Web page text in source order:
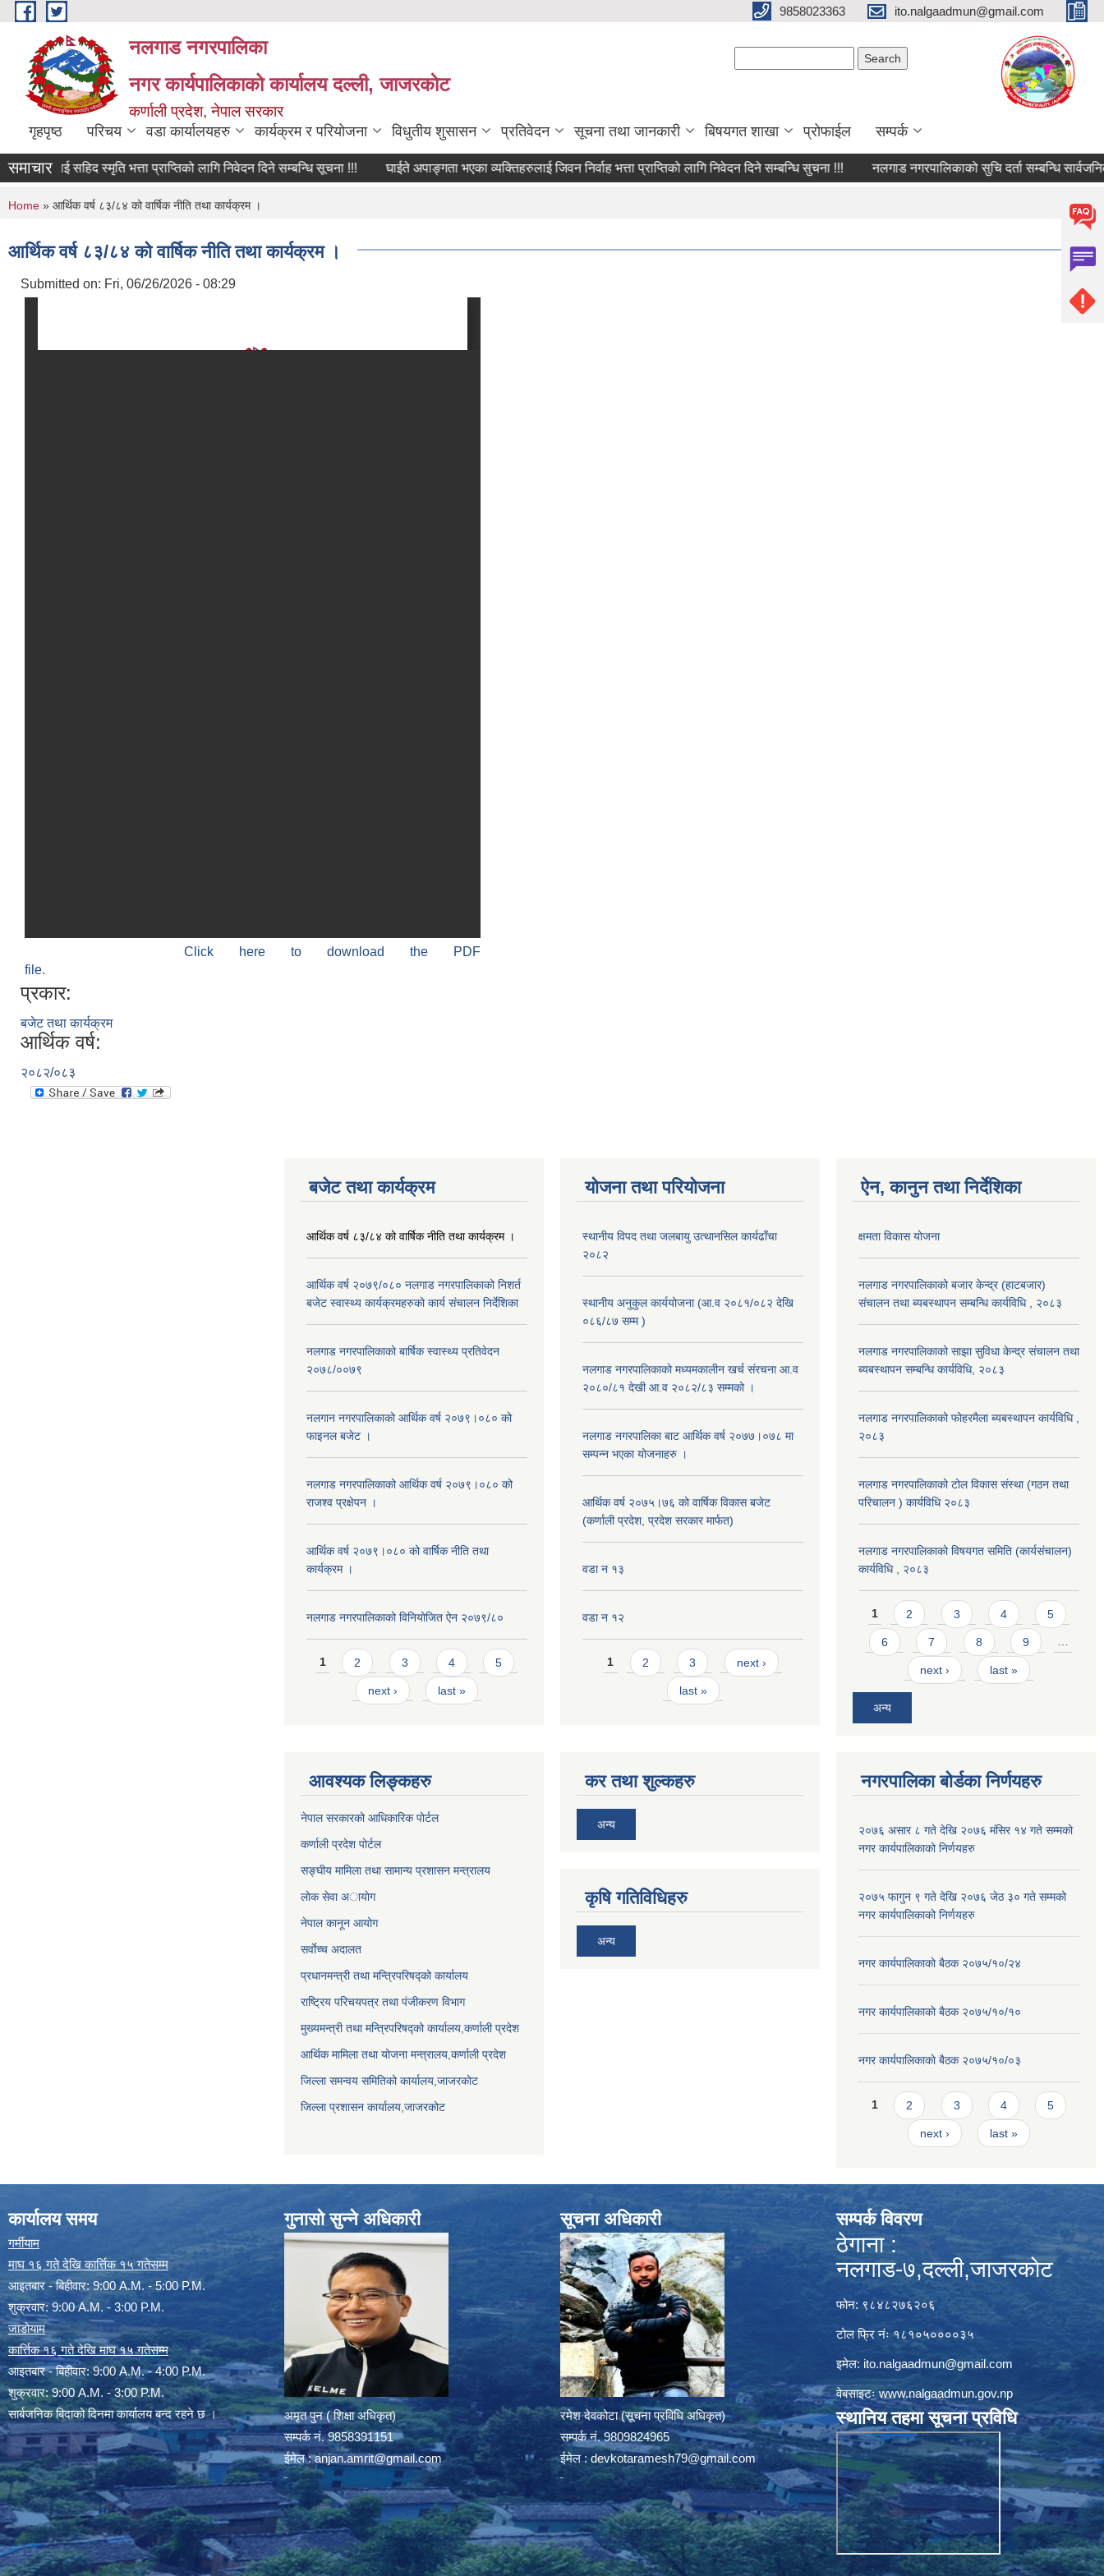
Skip to main content 9858023363 ito.nalgaadmun@gmail.com
नलगाड नगरपालिका
नगर कार्यपालिकाको कार्यालय दल्ली, जाजरकाेट
कर्णाली प्रदेश, नेपाल सरकार
गृहपृष्ठ परिचय वडा कार्यालयहरु कार्यक्रम र परियोजना विधुतीय शुसासन प्रतिवेदन सूचना तथा जानकारी बिषयगत शाखा प्रोफाईल सम्पर्क
समाचारसहिद स्मृति भत्ता प्राप्तिको लागि निवेदन दिने सम्बन्धि सूचना !!! घाईते अपाङ्गता भएका व्यक्तिहरुलाई जिवन निर्वाह भत्ता प्राप्तिको लागि निवेदन दिने सम्बन्धि सुचना !!! नलगाड नगरपालिकाको सुचि दर्ता सम्बन्धि सार्वजनिक
You are here
Home » आर्थिक वर्ष ८३/८४ को वार्षिक नीति तथा कार्यक्रम ।
आर्थिक वर्ष ८३/८४ को वार्षिक नीति तथा कार्यक्रम ।
Submitted on: Fri, 06/26/2026 - 08:29
Click here to download the PDF
file.
प्रकार:
बजेट तथा कार्यक्रम
आर्थिक वर्ष:
२०८२/०८३
बजेट तथा कार्यक्रम
आर्थिक वर्ष ८३/८४ को वार्षिक नीति तथा कार्यक्रम ।
आर्थिक वर्ष २०७९/०८० नलगाड नगरपालिकाको निशर्त
बजेट स्वास्थ्य कार्यक्रमहरुको कार्य संचालन निर्देशिका
नलगाड नगरपालिकाको बार्षिक स्वास्थ्य प्रतिवेदन
२०७८/००७९
नलगान नगरपालिकाको आर्थिक वर्ष २०७९।०८० को
फाइनल बजेट ।
नलगाड नगरपालिकाको आर्थिक वर्ष २०७९।०८० को
राजश्व प्रक्षेपन ।
आर्थिक वर्ष २०७९।०८० को वार्षिक नीति तथा
कार्यक्रम ।
नलगाड नगरपालिकाको विनियोजित ऐन २०७९/८०
Pages
1 2 3 4 5
next › last »
योजना तथा परियोजना
स्थानीय विपद तथा जलबायु उत्थानसिल कार्यढाँचा
२०८२
स्थानीय अनुकुल कार्ययोजना (आ.व २०८१/०८२ देखि
०८६/८७ सम्म )
नलगाड नगरपालिकाको मध्यमकालीन खर्च संरचना आ.व
२०८०/८१ देखी आ.व २०८२/८३ सम्मको ।
नलगाड नगरपालिका बाट आर्थिक वर्ष २०७७।०७८ मा
सम्पन्न भएका योजनाहरु ।
आर्थिक वर्ष २०७५।७६ को वार्षिक विकास बजेट
(कर्णाली प्रदेश, प्रदेश सरकार मार्फत)
वडा न १३
वडा न १२
Pages
1 2 3 next ›
last »
ऐन, कानुन तथा निर्देशिका
क्षमता विकास योजना
नलगाड नगरपालिकाको बजार केन्द्र (हाटबजार)
संचालन तथा ब्यबस्थापन सम्बन्धि कार्यविधि , २०८३
नलगाड नगरपालिकाको साझा सुविधा केन्द्र संचालन तथा
ब्यबस्थापन सम्बन्धि कार्यविधि, २०८३
नलगाड नगरपालिकाको फोहरमैला ब्यबस्थापन कार्यविधि ,
२०८३
नलगाड नगरपालिकाको टोल विकास संस्था (गठन तथा
परिचालन ) कार्यविधि २०८३
नलगाड नगरपालिकाको विषयगत समिति (कार्यसंचालन)
कार्यविधि , २०८३
Pages
1 2 3 4 5
6 7 8 9 …
next › last »
अन्य
आवश्यक लिङ्कहरु
नेपाल सरकारको आधिकारिक पोर्टल
कर्णाली प्रदेश पोर्टल
सङ्घीय मामिला तथा सामान्य प्रशासन मन्त्रालय
लाेक सेवा अायाेग
नेपाल कानून आयोग
सर्वाेच्च अदालत
प्रधानमन्त्री तथा मन्त्रिपरिषद्को कार्यालय
राष्ट्रिय परिचयपत्र तथा पंजीकरण विभाग
मुख्यमन्त्री तथा मन्त्रिपरिषद्को कार्यालय,कर्णाली प्रदेश
आर्थिक मामिला तथा योजना मन्त्रालय,कर्णाली प्रदेश
जिल्ला समन्वय समितिको कार्यालय,जाजरकाेट
जिल्ला प्रशासन कार्यालय,जाजरकोट
कर तथा शुल्कहरु
अन्य
कृषि गतिविधिहरु
अन्य
नगरपालिका बोर्डका निर्णयहरु
२०७६ असार ८ गते देखि २०७६ मंसिर १४ गते सम्मको
नगर कार्यपालिकाको निर्णयहरु
२०७५ फागुन ९ गते देखि २०७६ जेठ ३० गते सम्मको
नगर कार्यपालिकाको निर्णयहरु
नगर कार्यपालिकाकाे बैठक २०७५/१०/२४
नगर कार्यपालिकाकाे बैठक २०७५/१०/१०
नगर कार्यपालिकाकाे बैठक २०७५/१०/०३
Pages
1 2 3 4 5
next › last »
कार्यालय समय
गर्मीयाम
माघ १६ गते देखि कार्त्तिक १५ गतेसम्म
आइतबार - बिहीवार: 9:00 A.M. - 5:00 P.M.
शुक्रवार: 9:00 A.M. - 3:00 P.M.
जाडोयाम
कार्त्तिक १६ गते देखि माघ १५ गतेसम्म
आइतबार - बिहीवार: 9:00 A.M. - 4:00 P.M.
शुक्रवार: 9:00 A.M. - 3:00 P.M.
सार्बजनिक बिदाको दिनमा कार्यालय बन्द रहने छ ।
गुनासो सुन्ने अधिकारी
अमृत पुन ( शिक्षा अधिकृत)
सम्पर्क न‌ं. 9858391151
ईमेल :anjan.amrit@gmail.com
सूचना अधिकारी
रमेश देवकोटा (सूचना प्रविधि अधिकृत)
सम्पर्क न‌ं. 9809824965
ईमेल :devkotaramesh79@gmail.com
सम्पर्क विवरण
ठेगाना :
नलगाड-७,दल्ली,जाजरकाेट
फोन: ९८४८२७६२०६
टोल फ्रि नंः १८१०५००००३५
इमेल: ito.nalgaadmun@gmail.com
वेबसाइटःwww.nalgaadmun.gov.np
स्थानिय तहमा सूचना प्रविधि